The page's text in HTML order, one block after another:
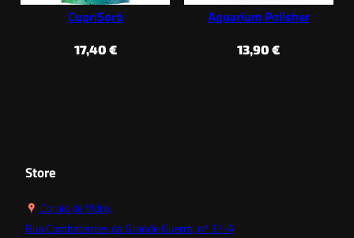
CupriSorb
17,40 €
Aquarium Polisher
13,90€
Store
Corais de Vidro,
Rua Combatentes da Grande Guerra, nº 37-A